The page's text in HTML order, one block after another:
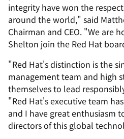
integrity have won the
around the world," said
Chairman and CEO. "We are
Shelton join the Red Hat
"Red Hat's distinction is the
management team and high
themselves to lead
"Red Hat's executive team
and I have great enthusiasm
directors of this global